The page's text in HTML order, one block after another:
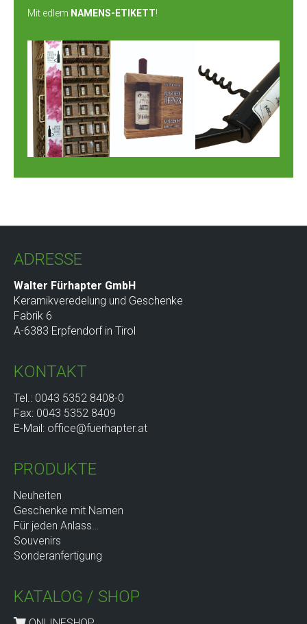
Mit edlem NAMENS-ETIKETT!
ADRESSE
Walter Fürhapter GmbH
Keramikveredelung und Geschenke
Fabrik 6
A-6383 Erpfendorf in Tirol
KONTAKT
Tel.: 0043 5352 8408-0
Fax: 0043 5352 8409
E-Mail: office@fuerhapter.at
PRODUKTE
Neuheiten
Geschenke mit Namen
Für jeden Anlass…
Souvenirs
Sonderanfertigung
KATALOG / SHOP